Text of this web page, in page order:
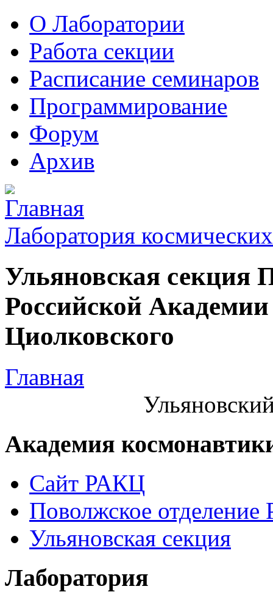
О Лаборатории
Работа секции
Расписание семинаров
Программирование
Форум
Архив
Лаборатория
Ульяновская секция
Российской
Циолковского
Главная
Академия
Сайт РАКЦ
Поволжское
Ульяновская секция
Лаборатория